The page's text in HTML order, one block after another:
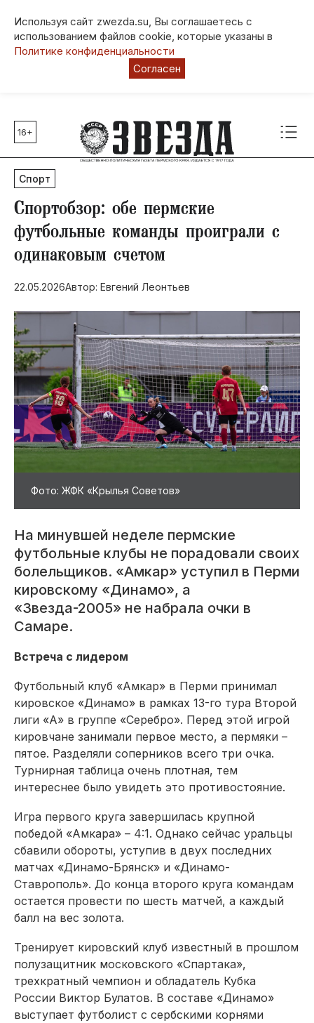
Используя сайт zwezda.su, Вы соглашаетесь с
использованием файлов cookie, которые указаны в
Политике конфиденциальности
Согласен
Главные темы
80 лет Победы
Молодежная столица РФ
СВО
Выборы в Пермском крае
Социальная поддержка
Инфраструктура
Благоустройство
16+
Спорт
Спортобзор: обе пермские
футбольные команды проиграли с
одинаковым счетом
22.05.2026Автор: Евгений Леонтьев
Фото: ЖФК «Крылья Советов»
На минувшей неделе пермские
футбольные клубы не порадовали своих
болельщиков. «Амкар» уступил в Перми
кировскому «Динамо», а
«Звезда-2005» не набрала очки в
Самаре.
Встреча с лидером
Футбольный клуб «Амкар» в Перми принимал
кировское «Динамо» в рамках 13-го тура Второй
лиги «А» в группе «Серебро». Перед этой игрой
кировчане занимали первое место, а пермяки –
пятое. Разделяли соперников всего три очка.
Турнирная таблица очень плотная, тем
интереснее было увидеть это противостояние.
Игра первого круга завершилась крупной
победой «Амкара» – 4:1. Однако сейчас уральцы
сбавили обороты, уступив в двух последних
матчах «Динамо-Брянск» и «Динамо-
Ставрополь». До конца второго круга командам
остается провести по шесть матчей, а каждый
балл на вес золота.
Тренирует кировский клуб известный в прошлом
полузащитник московского «Спартака»,
трехкратный чемпион и обладатель Кубка
России Виктор Булатов. В составе «Динамо»
выступает футболист с сербскими корнями